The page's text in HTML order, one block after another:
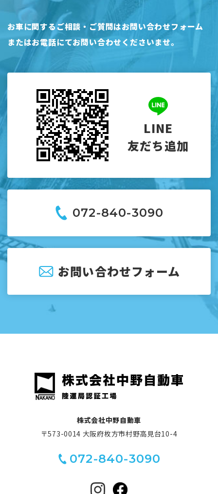
お車に関するご相談・ご質問はお問い合わせフォーム
またはお電話にてお問い合わせくださいませ。
LINE
友だち追加
072-840-3090
お問い合わせフォーム
株式会社中野自動車
〒573-0014 大阪府枚方市村野高見台10-4
072-840-3090